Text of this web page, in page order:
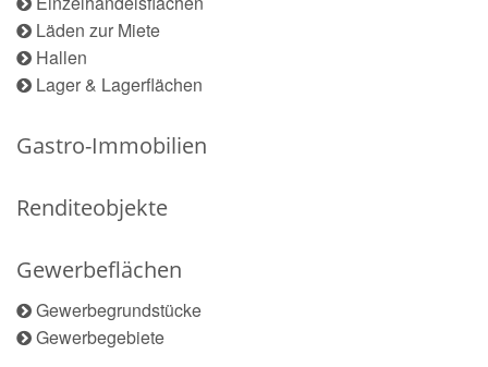
Läden zur Miete
Hallen
Lager & Lagerflächen
Gastro-Immobilien
Renditeobjekte
Gewerbeflächen
Gewerbegrundstücke
Gewerbegebiete